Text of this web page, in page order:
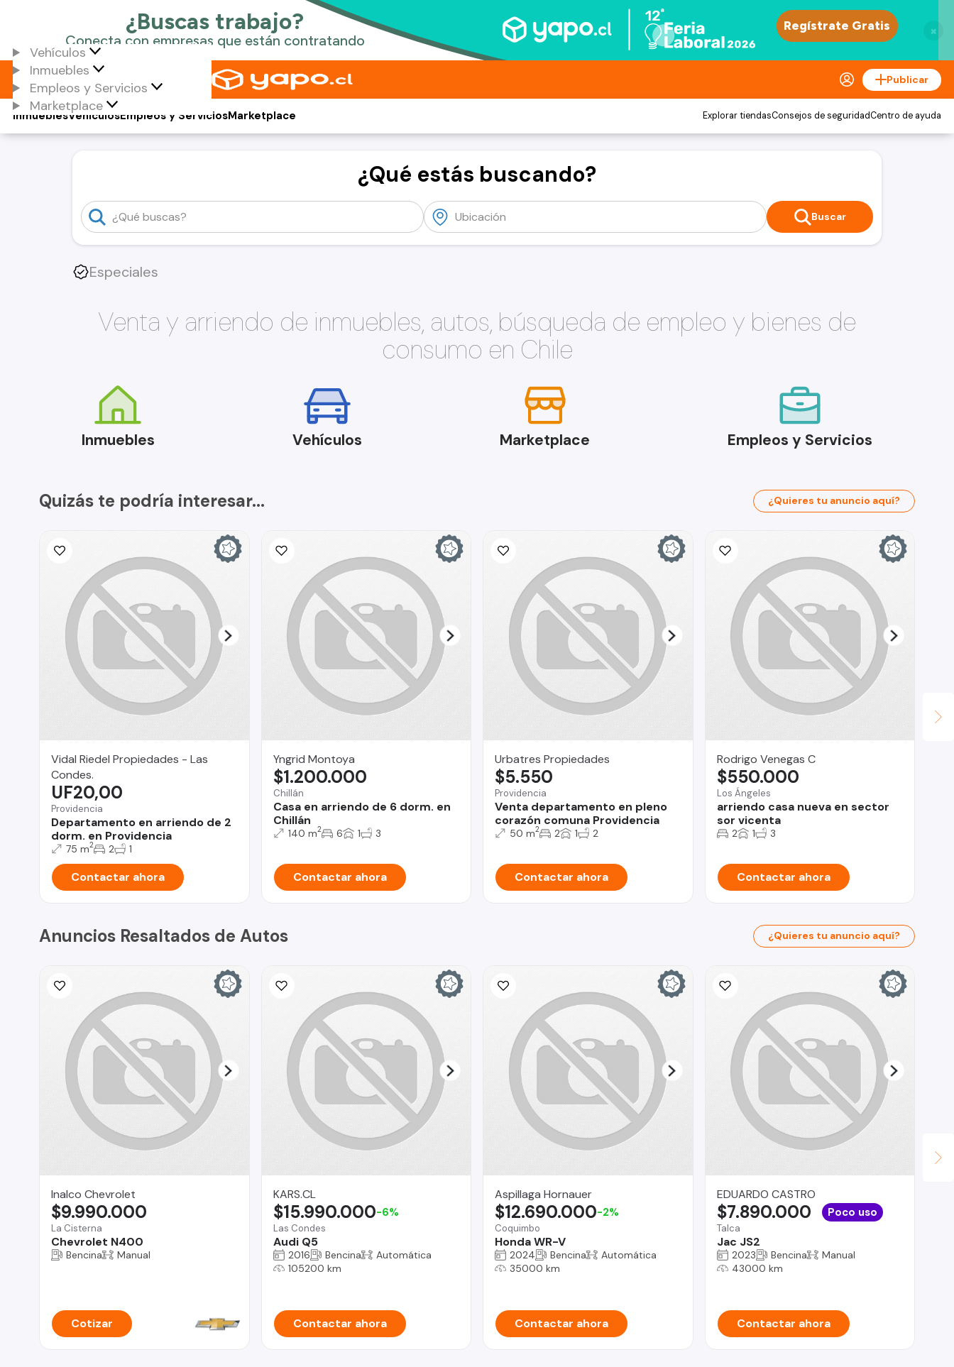
×
Vehículos
Inmuebles
Empleos y Servicios
Marketplace
Publicar
Vehículos
Inmuebles Empleos y ServiciosMarketplace Explorar tiendasConsejos de seguridadCentro de ayuda
¿Qué estás buscando?
Buscar
Especiales
Venta y arriendo de inmuebles, autos, búsqueda de empleo y bienes de
consumo en Chile
Inmuebles Vehículos Marketplace Empleos y Servicios
Quizás te podría interesar... ¿Quieres tu anuncio aquí?
Vidal Riedel Propiedades - Las
Condes.
Providencia
Departamento en arriendo de 2
dorm. en Providencia
UF20,00
75 m2 2 1
Contactar ahora
Yngrid Montoya
Chillán
Casa en arriendo de 6 dorm. en
Chillán
$1.200.000
140 m2 6 1 3
Contactar ahora
Urbatres Propiedades
Providencia
Venta departamento en pleno
corazón comuna Providencia
$5.550
50 m2 2 1 2
Contactar ahora
Rodrigo Venegas C
Los Ángeles
arriendo casa nueva en sector
sor vicenta
$550.000
2 1 3
Contactar ahora
Anuncios Resaltados de Autos ¿Quieres tu anuncio aquí?
Inalco Chevrolet
La Cisterna
Chevrolet N400
$9.990.000
Bencina Manual
Cotizar
KARS.CL
Las Condes
Audi Q5
$15.990.000-6%
2016 Bencina
Automática
105200 km
Contactar ahora
Aspillaga Hornauer
Coquimbo
Honda WR-V
$12.690.000-2%
2024 Bencina
Automática
35000 km
Contactar ahora
EDUARDO CASTRO
Talca
Jac JS2
$7.890.000 Poco uso
2023 Bencina
Manual
43000 km
Contactar ahora